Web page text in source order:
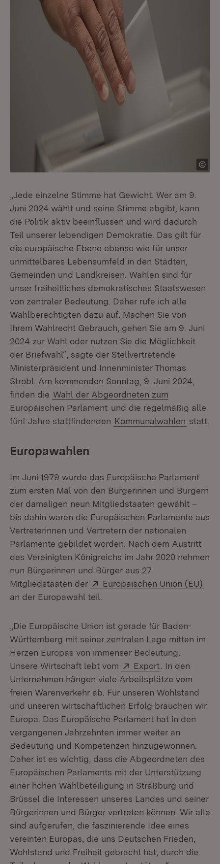
„Jede einzelne Stimme hat Gewicht. Wer am 9.
Juni 2024 wählt und seine Stimme abgibt, kann
die Politik aktiv beeinflussen und wird dadurch
Teil unserer lebendigen Demokratie. Das gilt für
die europäische Ebene ebenso wie für unser
unmittelbares Lebensumfeld in den Städten,
Gemeinden und Landkreisen. Wahlen sind für
unser freiheitliches demokratisches Staatswesen
von zentraler Bedeutung. Daher rufe ich alle
Wahlberechtigten dazu auf: Machen Sie von
Ihrem Wahlrecht Gebrauch, gehen Sie am 9. Juni
2024 zur Wahl oder nutzen Sie die Möglichkeit
der Briefwahl“, sagte der Stellvertretende
Ministerpräsident und Innenminister Thomas
Strobl. Am kommenden Sonntag, 9. Juni 2024,
finden die Wahl der Abgeordneten zum
Europäischen Parlament und die regelmäßig alle
fünf Jahre stattfindenden Kommunalwahlen statt.
Europawahlen
Im Juni 1979 wurde das Europäische Parlament
zum ersten Mal von den Bürgerinnen und Bürgern
der damaligen neun Mitgliedstaaten gewählt –
bis dahin waren die Europäischen Parlamente aus
Vertreterinnen und Vertretern der nationalen
Parlamente gebildet worden. Nach dem Austritt
des Vereinigten Königreichs im Jahr 2020 nehmen
nun Bürgerinnen und Bürger aus 27
Mitgliedstaaten der
Extern:
Europäischen Union (EU)
an der Europawahl teil.
„Die Europäische Union ist gerade für Baden-
Württemberg mit seiner zentralen Lage mitten im
Herzen Europas von immenser Bedeutung.
Unsere Wirtschaft lebt vom
Extern:
Export (Öffnet in
. In den
Unternehmen hängen viele Arbeitsplätze vom
freien Warenverkehr ab. Für unseren Wohlstand
und unseren wirtschaftlichen Erfolg brauchen wir
Europa. Das Europäische Parlament hat in den
vergangenen Jahrzehnten immer weiter an
Bedeutung und Kompetenzen hinzugewonnen.
Daher ist es wichtig, dass die Abgeordneten des
Europäischen Parlaments mit der Unterstützung
einer hohen Wahlbeteiligung in Straßburg und
Brüssel die Interessen unseres Landes und seiner
Bürgerinnen und Bürger vertreten können. Wir alle
sind aufgerufen, die faszinierende Idee eines
vereinten Europas, die uns Deutschen Frieden,
Wohlstand und Freiheit gebracht hat, durch die